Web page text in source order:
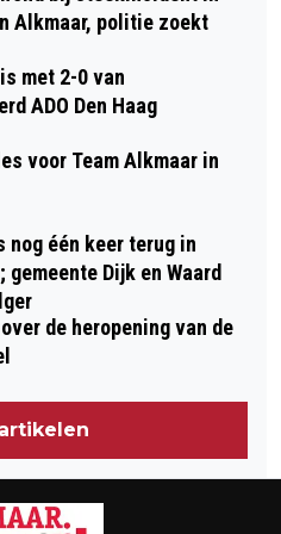
Alkmaar, politie zoekt
met 2-0 van
ADO Den Haag
voor Team Alkmaar in
nog één keer terug in
gemeente Dijk en Waard
de heropening van de